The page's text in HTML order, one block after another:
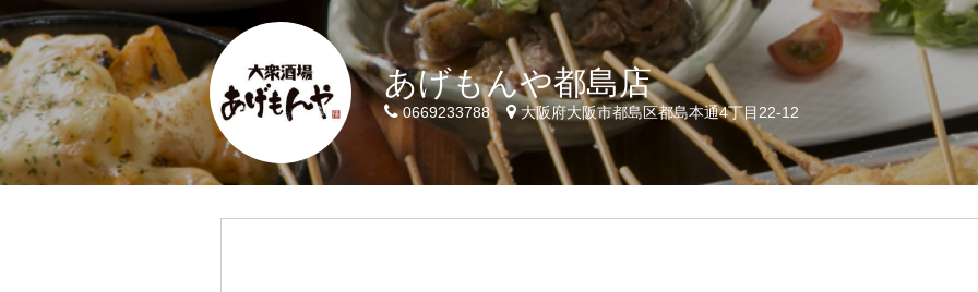
あげもんや都島店
0669233788 大阪府大阪市都島区都島本通4丁目22-12